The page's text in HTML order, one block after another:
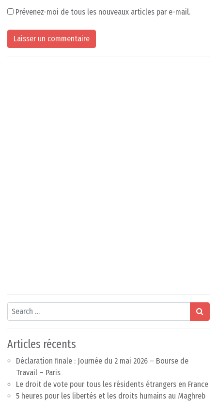
Prévenez-moi de tous les nouveaux articles par e-mail.
Search
Articles récents
Déclaration finale : Journée du 2 mai 2026 – Bourse de
Travail – Paris
Le droit de vote pour tous les résidents étrangers en France
5 heures pour les libertés et les droits humains au Maghreb